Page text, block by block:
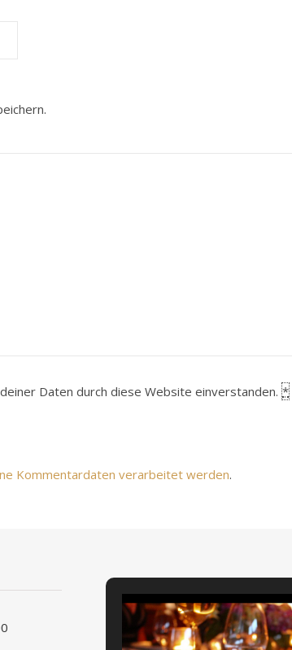
Daten durch diese Website einverstanden. *
Kommentardaten verarbeitet werden.